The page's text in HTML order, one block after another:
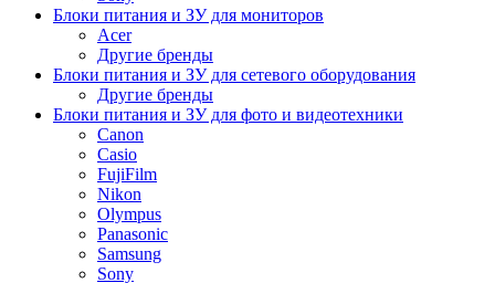
Блоки питания и ЗУ для мониторов
Acer
Другие бренды
Блоки питания и ЗУ для сетевого оборудования
Другие бренды
Блоки питания и ЗУ для фото и видеотехники
Canon
Casio
FujiFilm
Nikon
Olympus
Panasonic
Samsung
Sony